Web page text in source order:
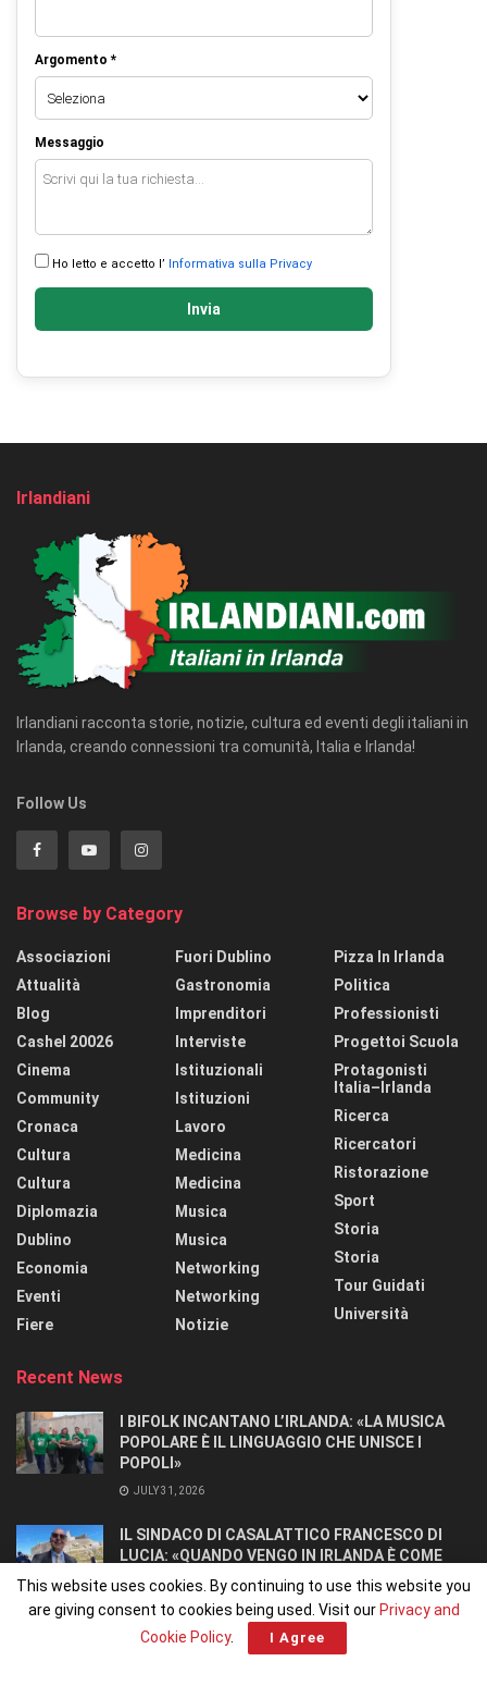
Argomento *
Messaggio
Ho letto e accetto l’ Informativa sulla Privacy
Invia
Irlandiani
Irlandiani racconta storie, notizie, cultura ed eventi degli italiani in
Irlanda, creando connessioni tra comunità, Italia e Irlanda!
Follow Us
Browse by Category
Associazioni
Attualità
Blog
Cashel 20026
Cinema
Community
Cronaca
Cultura
Cultura
Diplomazia
Dublino
Economia
Eventi
Fiere
Fuori Dublino
Gastronomia
Imprenditori
Interviste
Istituzionali
Istituzioni
Lavoro
Medicina
Medicina
Musica
Musica
Networking
Networking
Notizie
Pizza In Irlanda
Politica
Professionisti
Progettoi Scuola
Protagonisti
Italia–Irlanda
Ricerca
Ricercatori
Ristorazione
Sport
Storia
Storia
Tour Guidati
Università
Recent News
I BIFOLK INCANTANO L’IRLANDA: «LA MUSICA
POPOLARE È IL LINGUAGGIO CHE UNISCE I
POPOLI»
JULY 31, 2026
IL SINDACO DI CASALATTICO FRANCESCO DI
LUCIA: «QUANDO VENGO IN IRLANDA È COME
TORNARE A CASA».
JULY 27, 2026
This website uses cookies. By continuing to use this website you
are giving consent to cookies being used. Visit our Privacy and
Cookie Policy. I Agree